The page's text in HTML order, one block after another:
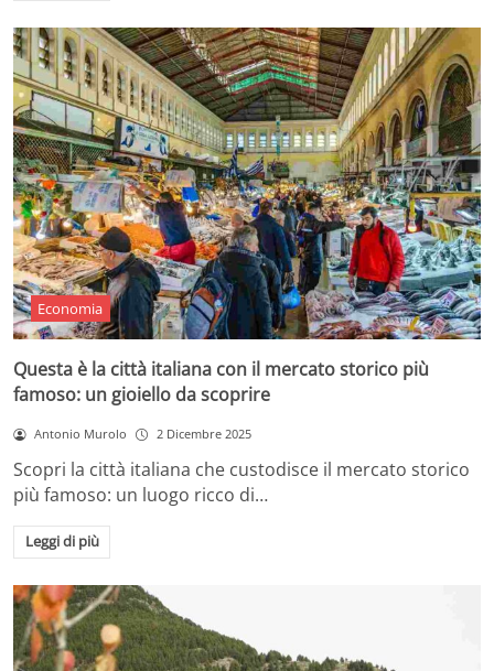
Economia
Questa è la città italiana con il mercato storico più
famoso: un gioiello da scoprire
Antonio Murolo 2 Dicembre 2025
Scopri la città italiana che custodisce il mercato storico
più famoso: un luogo ricco di…
Leggi di più